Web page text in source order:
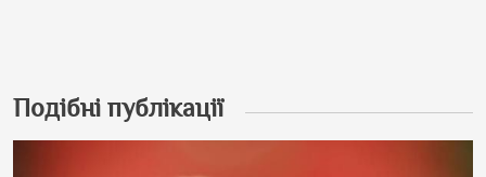
Подібні публікації